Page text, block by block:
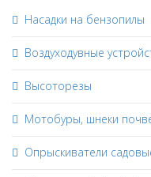
Насадки на бензопилы
Воздуходувные
Высоторезы
Мотобуры, шнеки
Опрыскиватели